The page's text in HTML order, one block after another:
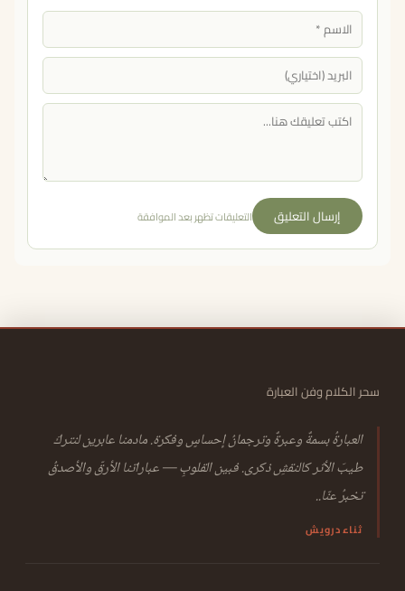
إرسال التعليق التعليقات تظهر بعد الموافقة
سحر الكلام وفن العبارة
العبارةُ بسمةٌ وعبرةٌ وترجمانُ إحساسٍ وفكرة. مادمنا عابرين لنتركَ
طيبَ الأثر كالنقشِ ذكرى. فبين القلوبِ — عباراتنا الأرقّ والأصدقُ
تخبرُ عنّا..
ثناء درويش